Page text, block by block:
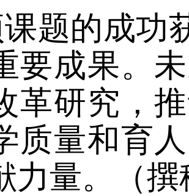
题的成功
要成果。
革研究，
质量和育
力量。
（撰